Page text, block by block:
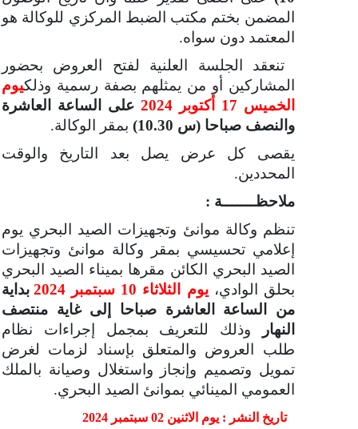
المضمن بختم مكتب الضبط المركزي للوكالة هو
المعتمد دون سواه.
تنعقد الجلسة العلنية لفتح العروض بحضور
المشاركين أو من يمثلهم بصفة رسمية وذلكيوم
الخميس 17 أكتوبر 2024
على الساعة العاشرة
والنصف صباحا (س 10.30)
بمقر الوكالة.
يقصى كل عرض يصل بعد التاريخ والوقت
المحددين.
ملاحظـــــــة :
تنظم وكالة موانئ وتجهيزات الصيد البحري يوم
إعلامي تحسيسي بمقر وكالة موانئ وتجهيزات
الصيد البحري الكائن مقرها بميناء الصيد البحري
بحلق الوادي،يوم الثلاثاء 10 سبتمبر 2024
بداية
من الساعة العاشرة صباحا إلى غاية منتصف
النهار وذلك للتعريف بمجمل إجراءات نظام
طلب العروض والمتعلق بإسناد لزمات لغرض
تمويل وتصميم وإنجاز واستغلال وصيانة بالملك
العمومي المينائي بموانئ الصيد البحري.
تاريخ النشر : يوم الاثنين 02 سبتمبر 2024